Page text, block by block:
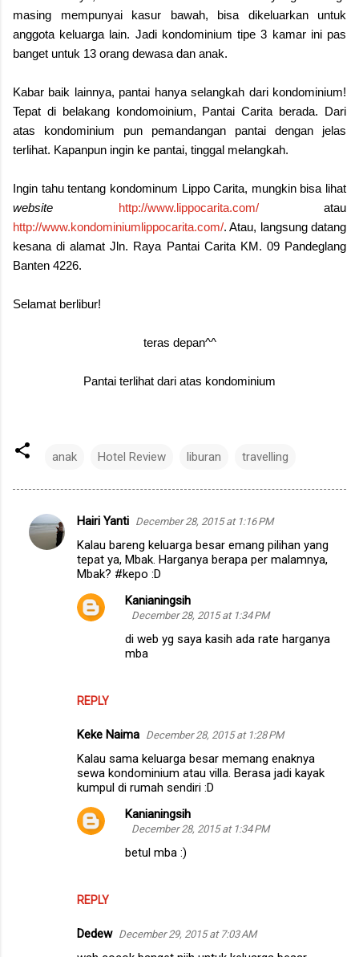
masing mempunyai kasur bawah, bisa dikeluarkan untuk
anggota keluarga lain. Jadi kondominium tipe 3 kamar ini pas
banget untuk 13 orang dewasa dan anak.
Kabar baik lainnya, pantai hanya selangkah dari kondominium!
Tepat di belakang kondomoinium, Pantai Carita berada. Dari
atas kondominium pun pemandangan pantai dengan jelas
terlihat. Kapanpun ingin ke pantai, tinggal melangkah.
Ingin tahu tentang kondominum Lippo Carita, mungkin bisa lihat
website http://www.lippocarita.com/atau
http://www.kondominiumlippocarita.com/. Atau, langsung datang
kesana di alamatJln. Raya Pantai Carita KM. 09 Pandeglang
Banten 4226.
Selamat berlibur!
teras depan^^
Pantai terlihat dari atas kondominium
anak Hotel Review liburan travelling
C
Hairi Yanti December 28, 2015 at 1:16 PM
Kalau bareng keluarga besar emang pilihan yang
tepat ya, Mbak. Harganya berapa per malamnya,
Mbak? #kepo :D
REPLY
Kanianingsih
December 28, 2015 at 1:34 PM
di web yg saya kasih ada rate harganya
mba
Keke Naima December 28, 2015 at 1:28 PM
Kalau sama keluarga besar memang enaknya
sewa kondominium atau villa. Berasa jadi kayak
kumpul di rumah sendiri :D
REPLY
Kanianingsih
December 28, 2015 at 1:34 PM
betul mba :)
Dedew December 29, 2015 at 7:03 AM